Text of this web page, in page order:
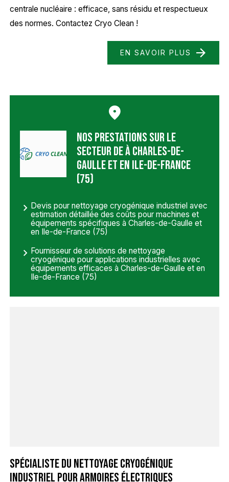
centrale nucléaire : efficace, sans résidu et respectueux
des normes. Contactez Cryo Clean !
EN SAVOIR PLUS
Nos prestations sur le
secteur de à Charles-de-
Gaulle et en Ile-de-France
(75)
Devis pour nettoyage cryogénique industriel avec
estimation détaillée des coûts pour machines et
équipements spécifiques à Charles-de-Gaulle et
en Ile-de-France (75)
Fournisseur de solutions de nettoyage
cryogénique pour applications industrielles avec
équipements efficaces à Charles-de-Gaulle et en
Ile-de-France (75)
Spécialiste du nettoyage cryogénique
industriel pour armoires électriques